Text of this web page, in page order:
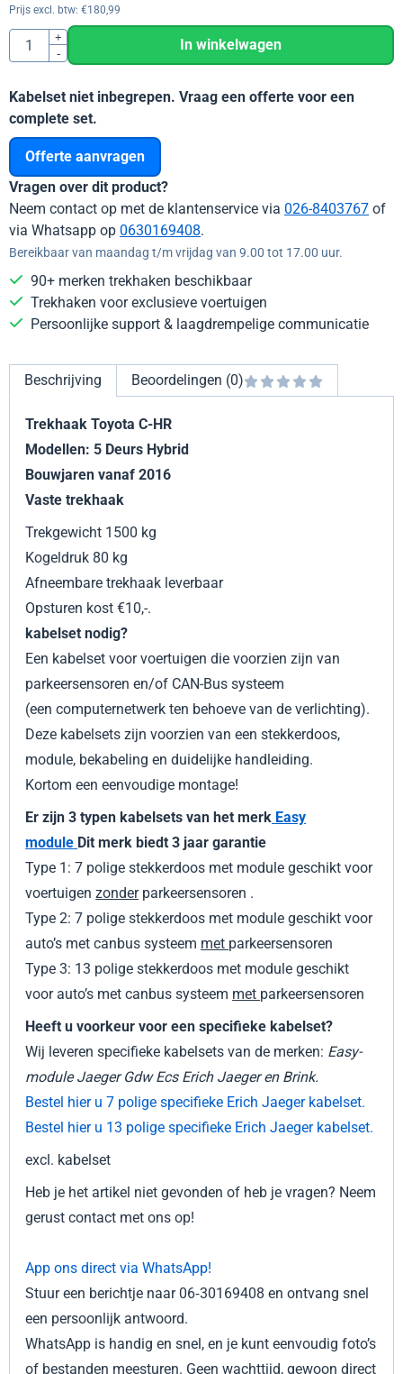
Prijs excl. btw: €180,99
Aantal
+
-
In winkelwagen
Kabelset niet inbegrepen. Vraag een offerte voor een
complete set.
Offerte aanvragen
Vragen over dit product?
Neem contact op met de klantenservice via 026-8403767 of
via Whatsapp op 0630169408.
Bereikbaar van maandag t/m vrijdag van 9.00 tot 17.00 uur.
90+ merken trekhaken beschikbaar
Trekhaken voor exclusieve voertuigen
Persoonlijke support & laagdrempelige communicatie
Beschrijving Beoordelingen (0)
Trekhaak Toyota C-HR
Modellen: 5 Deurs Hybrid
Bouwjaren vanaf 2016
Vaste trekhaak
Trekgewicht 1500 kg
Kogeldruk 80 kg
Afneembare trekhaak leverbaar
Opsturen kost €10,-.
kabelset nodig?
Een kabelset voor voertuigen die voorzien zijn van
parkeersensoren en/of CAN-Bus systeem
(een computernetwerk ten behoeve van de verlichting).
Deze kabelsets zijn voorzien van een stekkerdoos,
module, bekabeling en duidelijke handleiding.
Kortom een eenvoudige montage!
Er zijn 3 typen kabelsets van het merk Easy
module Dit merk biedt 3 jaar garantie
Type 1: 7 polige stekkerdoos met module geschikt voor
voertuigenzonderparkeersensoren .
Type 2: 7 polige stekkerdoos met module geschikt voor
auto’s met canbus systeem met parkeersensoren
Type 3: 13 polige stekkerdoos met module geschikt
voor auto’s met canbus systeem met parkeersensoren
Heeft u voorkeur voor een specifieke kabelset?
Wij leveren specifieke kabelsets van de merken: Easy-
module Jaeger Gdw Ecs Erich Jaeger en Brink.
Bestel hier u 7 polige specifieke Erich Jaeger kabelset.
Bestel hier u 13 polige specifieke Erich Jaeger kabelset.
excl. kabelset
Heb je het artikel niet gevonden of heb je vragen? Neem
gerust contact met ons op!
App ons direct via WhatsApp!
Stuur een berichtje naar 06‑30169408 en ontvang snel
een persoonlijk antwoord.
WhatsApp is handig en snel, en je kunt eenvoudig foto’s
of bestanden meesturen. Geen wachttijd, gewoon direct